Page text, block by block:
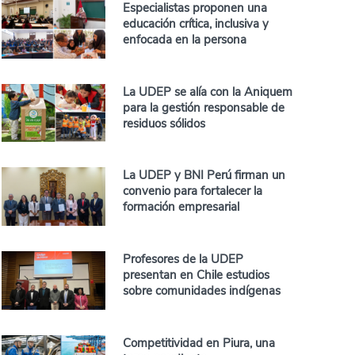
Especialistas proponen una
educación crítica, inclusiva y
enfocada en la persona
La UDEP se alía con la Aniquem
para la gestión responsable de
residuos sólidos
La UDEP y BNI Perú firman un
convenio para fortalecer la
formación empresarial
Profesores de la UDEP
presentan en Chile estudios
sobre comunidades indígenas
Competitividad en Piura, una